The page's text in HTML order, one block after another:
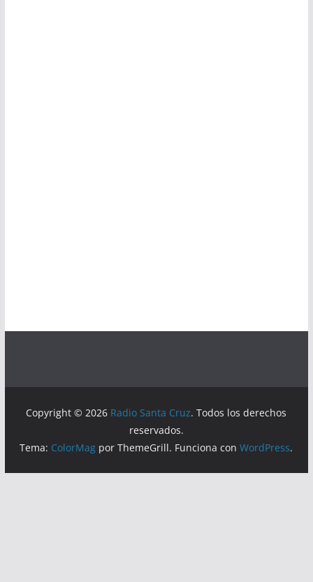
Copyright © 2026 Radio Santa Cruz. Todos los derechos
reservados.
Tema: ColorMag por ThemeGrill. Funciona conWordPress.